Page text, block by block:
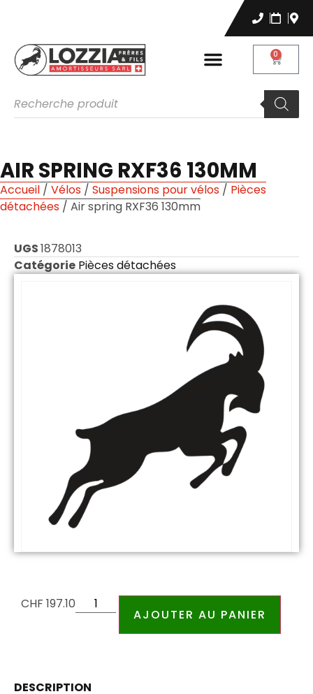
0
AIR SPRING RXF36 130MM
Accueil / Vélos / Suspensions pour vélos / Pièces
détachées / Air spring RXF36 130mm
UGS1878013
Catégorie Pièces détachées
CHF 197.10
AJOUTER AU PANIER
DESCRIPTION